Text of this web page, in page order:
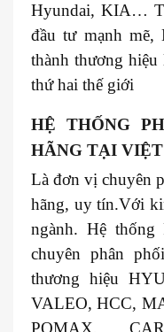
Hyundai, KIA…
đầu tư mạnh mẽ,
thành thương
thứ hai thế giới
HỆ THỐNG
HÃNG TẠI
Là đơn vị chuyên
hãng, uy tín.Với
ngành. Hệ
chuyên phân
thương hiệu
VALEO, HCC,
POMAX,